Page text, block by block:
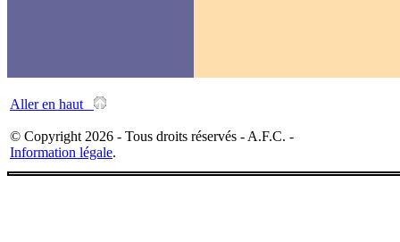
Aller en haut
© Copyright 2026 - Tous droits réservés - A.F.C. -
Information légale.